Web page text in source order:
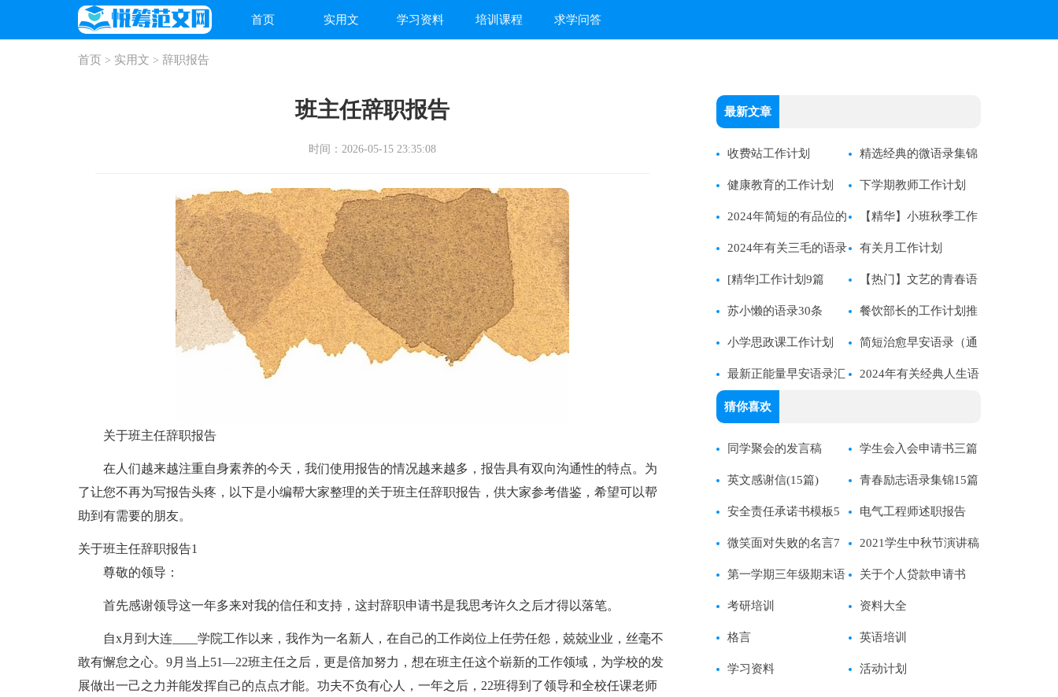
首页 实用文 学习资料 培训课程 求学问答
首页 > 实用文 > 辞职报告
班主任辞职报告
时间：2026-05-15 23:35:08
关于班主任辞职报告
在人们越来越注重自身素养的今天，我们使用报告的情况越来越多，报告具有双向沟通性的特点。为
了让您不再为写报告头疼，以下是小编帮大家整理的关于班主任辞职报告，供大家参考借鉴，希望可以帮
助到有需要的朋友。
关于班主任辞职报告1
尊敬的领导：
首先感谢领导这一年多来对我的信任和支持，这封辞职申请书是我思考许久之后才得以落笔。
自x月到大连____学院工作以来，我作为一名新人，在自己的工作岗位上任劳任怨，兢兢业业，丝毫不
敢有懈怠之心。9月当上51—22班主任之后，更是倍加努力，想在班主任这个崭新的工作领域，为学校的发
展做出一己之力并能发挥自己的点点才能。功夫不负有心人，一年之后，22班得到了领导和全校任课老师
最新文章
收费站工作计划 精选经典的微语录集锦
45条
健康教育的工作计划 下学期教师工作计划
2024年简短的有品位的
语录大汇总98条
【精华】小班秋季工作
计划
2024年有关三毛的语录
47句
有关月工作计划
[精华]工作计划9篇 【热门】文艺的青春语
录摘录69句
苏小懒的语录30条 餐饮部长的工作计划推
荐
小学思政课工作计划 简短治愈早安语录（通
用30句）
最新正能量早安语录汇
总（通用125句）
2024年有关经典人生语
猜你喜欢
同学聚会的发言稿 学生会入会申请书三篇
英文感谢信(15篇) 青春励志语录集锦15篇
安全责任承诺书模板5
篇
电气工程师述职报告
微笑面对失败的名言7
篇
2021学生中秋节演讲稿
第一学期三年级期末语
文试卷分析
关于个人贷款申请书
考研培训 资料大全
格言 英语培训
学习资料 活动计划